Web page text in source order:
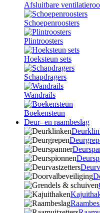
Afsluitbare
Schoepenroosters
Plintroosters
Hoeksteun sets
Schapdragers
Wandrails
Boekensteun
Deur- en raambeslag